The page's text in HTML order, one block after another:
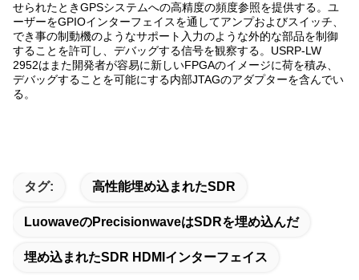
せられたときGPSシステムへの高精度の頻度参照を提供する。ユ
ーザーをGPIOインターフェイスを通してアンプおよびスイッチ、
でき事の制動機のようなサポート入力のような外的な部品を制御
することを許可し、デバッグする信号を観察する。USRP-LW
2952はまた開発者が容易に新しいFPGAのイメージに荷を積み、
デバッグすることを可能にする内部JTAGのアダプターを含んでい
る。
タグ: 高性能埋め込まれたSDR
LuowaveのprecisionwaveはSDRを埋め込んだ
埋め込まれたSDR HDMIインターフェイス